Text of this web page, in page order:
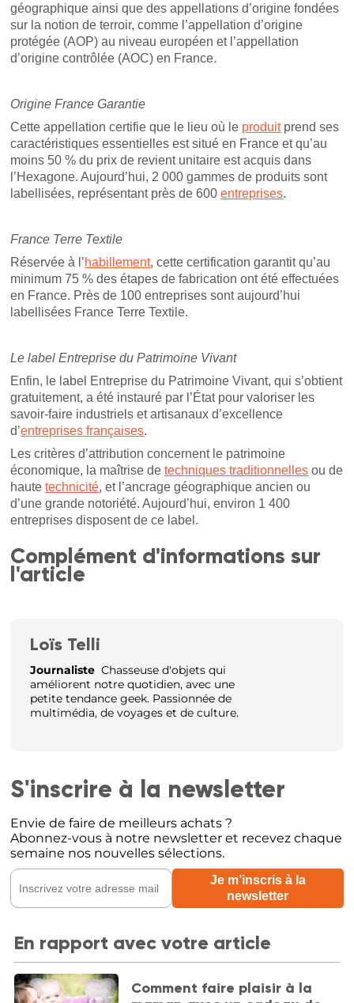
géographique ainsi que des appellations d’origine fondées
sur la notion de terroir, comme l’appellation d’origine
protégée (AOP) au niveau européen et l’appellation
d’origine contrôlée (AOC) en France.
Origine France Garantie
Cette appellation certifie que le lieu où le produitprend ses
caractéristiques essentielles est situé en France et qu’au
moins 50 % du prix de revient unitaire est acquis dans
l’Hexagone. Aujourd’hui, 2 000 gammes de produits sont
labellisées, représentant près de 600entreprises.
France Terre Textile
Réservée à l’habillement, cette certification garantit qu’au
minimum 75 % des étapes de fabrication ont été effectuées
en France. Près de 100 entreprises sont aujourd’hui
labellisées France Terre Textile.
Le label Entreprise du Patrimoine Vivant
Enfin, le label Entreprise du Patrimoine Vivant, qui s’obtient
gratuitement, a été instauré par l’État pour valoriser les
savoir-faire industriels et artisanaux d’excellence
d’entreprises françaises.
Les critères d’attribution concernent le patrimoine
économique, la maîtrise detechniques traditionnelles ou de
hautetechnicité, et l’ancrage géographique ancien ou
d’une grande notoriété. Aujourd’hui, environ 1 400
entreprises disposent de ce label.
Complément d'informations sur
l'article
Loïs Telli
Journaliste Chasseuse d'objets qui
améliorent notre quotidien, avec une
petite tendance geek. Passionnée de
multimédia, de voyages et de culture.
S'inscrire à la newsletter
Envie de faire de meilleurs achats ?
Abonnez-vous à notre newsletter et recevez chaque
semaine nos nouvelles sélections.
En rapport avec votre article
Comment faire plaisir à la